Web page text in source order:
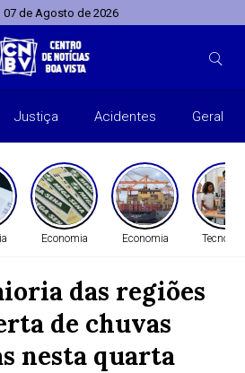
07 de Agosto de 2026
Justiça Acidentes Geral
Economia Economia
das regiões
de chuvas
nesta quarta